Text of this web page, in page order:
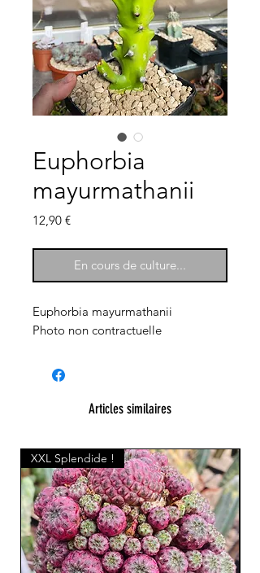
Euphorbia
mayurmathanii
12,90 €Prix
En cours de culture...
Euphorbia mayurmathanii
Photo non contractuelle
Articles similaires
XXL Splendide !